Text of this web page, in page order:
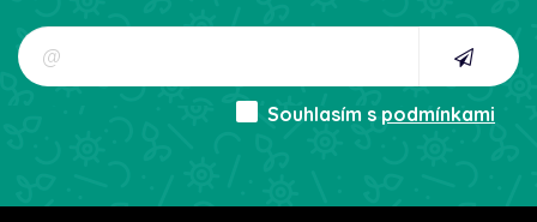
Souhlasím s podmínkami